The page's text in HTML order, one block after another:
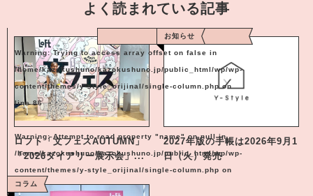
よく読まれている記事
Warning: Trying to access array offset on false in
/home/kazokushuno/kazokushuno.jp/public_html/wp/wp-
content/themes/y-style_orijinal/single-column.phpon
line86
Warning: Attempt to read property "name" on null in
/home/kazokushuno/kazokushuno.jp/public_html/wp/wp-
content/themes/y-style_orijinal/single-column.php on
line86
ロフト「文フェスAUTUMN」
「2026ダイアリー展示会」...
お知らせ
2027年版の手帳は2026年9月1
日（火）発売
コラム